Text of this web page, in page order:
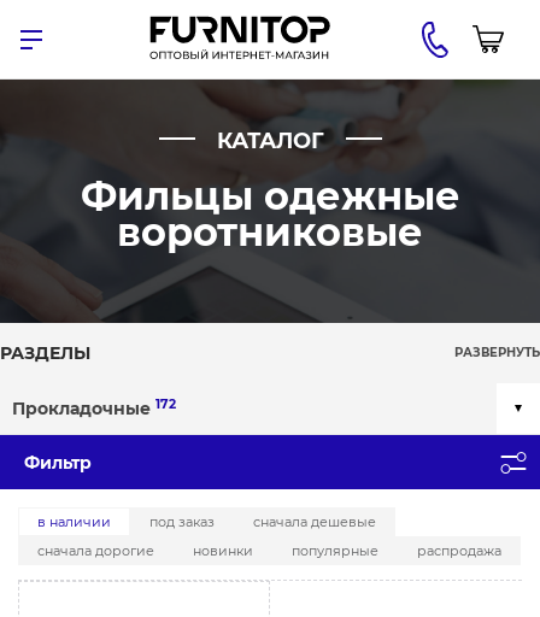
КАТАЛОГ
Фильцы одежные
воротниковые
РАЗДЕЛЫ РАЗВЕРНУТЬ
Прокладочные 172
Фильтр
в наличии под заказ
сначала дешевые
сначала дорогие
новинки популярные распродажа